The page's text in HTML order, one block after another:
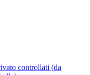
controllati (da